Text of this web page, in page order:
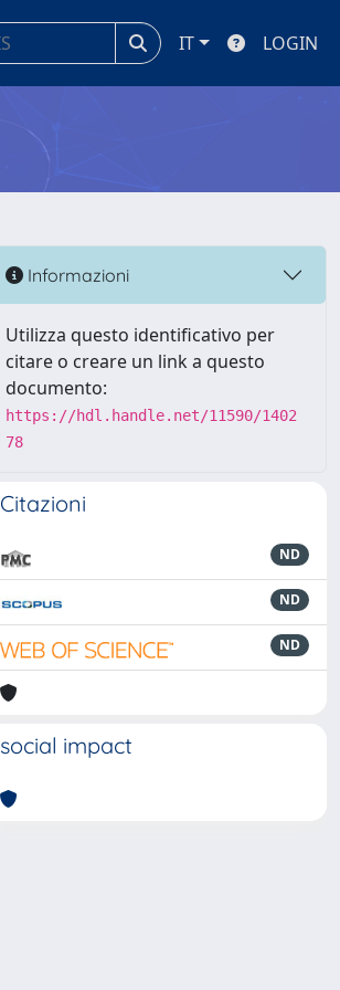
IT LOGIN
Informazioni
Utilizza questo identificativo per
citare o creare un link a questo
documento:
https://hdl.handle.net/11590/1402
78
Citazioni
ND
ND
ND
social impact